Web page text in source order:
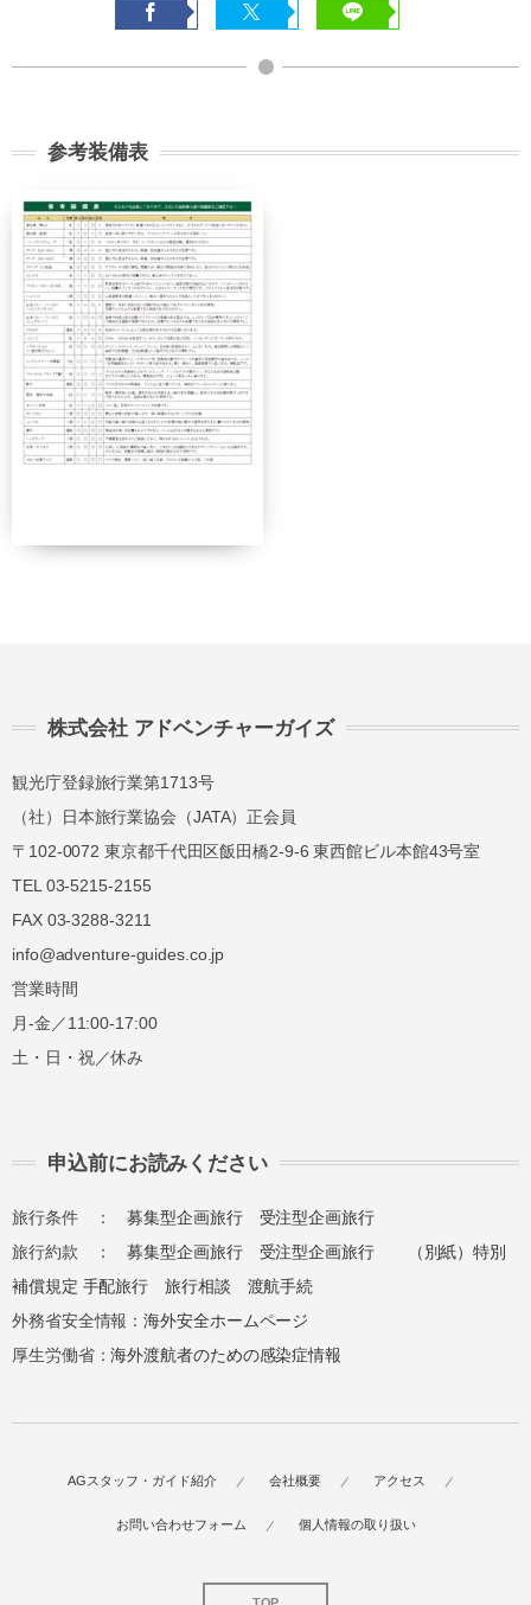
旅行開始
日の
前日から
起算して
さかのぼ
って
21日前
まで
11日前
まで
8日前ま
で
無連絡不参加
講習費の
講習費の
の旅行契約に際し担当者からの説明に不明な点
があれば、ご遠慮なく下記に示す旅行業務取扱
管理者にお尋ねください。 総合旅行業務取扱
参考装備表
株式会社 アドベンチャーガイズ
観光庁登録旅行業第1713号
（社）日本旅行業協会（JATA）正会員
〒102-0072 東京都千代田区飯田橋2-9-6 東西館ビル本館43号室
TEL 03-5215-2155
FAX 03-3288-3211
info@adventure-guides.co.jp
営業時間
月-金／11:00-17:00
土・日・祝／休み
申込前にお読みください
旅行条件 ：募集型企画旅行
受注型企画旅行
旅行約款 ：募集型企画旅行 受注型企画旅行
（別紙）特別
補償規定 手配旅行 旅行相談
渡航手続
外務省安全情報：海外安全ホームページ
厚生労働省：海外渡航者のための感染症情報
AGスタッフ・ガイド紹介 会社概要 アクセス
お問い合わせフォーム 個人情報の取り扱い